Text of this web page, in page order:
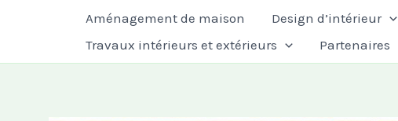
Aménagement de maison Design d’intérieur
Travaux intérieurs et extérieurs
Partenaires